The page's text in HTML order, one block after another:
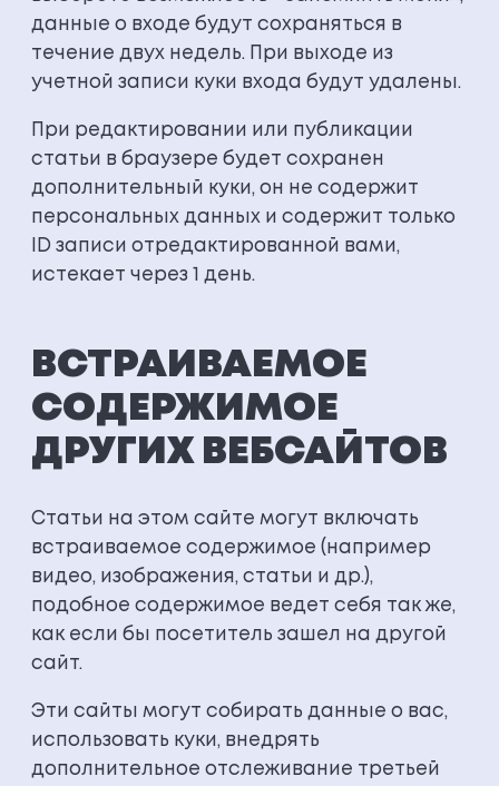
данные о входе будут сохраняться в
течение двух недель. При выходе из
учетной записи куки входа будут удалены.
При редактировании или публикации
статьи в браузере будет сохранен
дополнительный куки, он не содержит
персональных данных и содержит только
ID записи отредактированной вами,
истекает через 1 день.
ВСТРАИВАЕМОЕ
СОДЕРЖИМОЕ
ДРУГИХ ВЕБСАЙТОВ
Статьи на этом сайте могут включать
встраиваемое содержимое (например
видео, изображения, статьи и др.),
подобное содержимое ведет себя так же,
как если бы посетитель зашел на другой
сайт.
Эти сайты могут собирать данные о вас,
использовать куки, внедрять
дополнительное отслеживание третьей